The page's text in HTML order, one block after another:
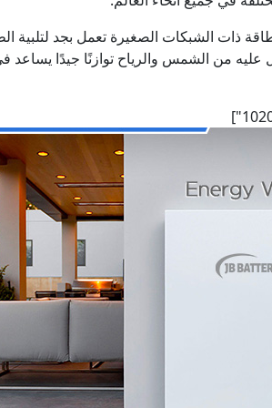
ذات الشبكات الصغيرة تعمل بجد لتلبية
من الشمس والرياح توازنًا جيدًا يساعد